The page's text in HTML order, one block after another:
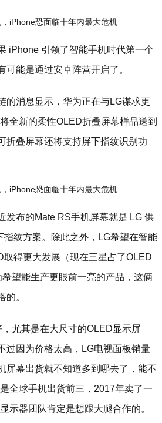
iPhone 引领了智能手机时代第一个
可能是通过安卓阵营开启了。
的消息显示，华为正在与LG谋求更
全新的柔性OLED折叠屏幕样品送到
折叠屏幕还将支持屏下指纹识别功
发布的Mate RS手机屏幕就是 LG 供
指纹方案。除此之外，LG希望在智能
取得更大发展（现在三星占了OLED
望能生产更眼前一亮的产品，这俩
的。
尤其是在大尺寸的OLED显示屏
过因为价格太高，LG电视面板销量
屏幕出货就不知道多到哪去了，能不
全球手机出货前三，2017年卖了一
示器团队肯定是想跟大腿合作的。